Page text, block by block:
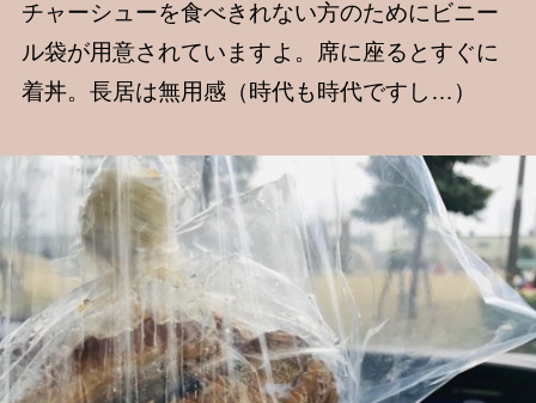
チャーシューを食べきれない方のためにビニー
ル袋が用意されていますよ。席に座るとすぐに
着丼。長居は無用感（時代も時代ですし…）